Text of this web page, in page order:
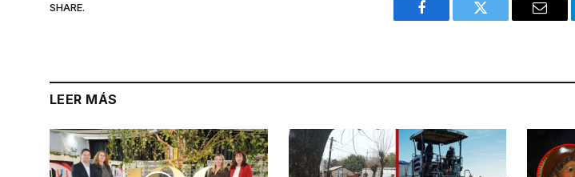
SHARE.
Facebook Twitter Email
LEER MÁS